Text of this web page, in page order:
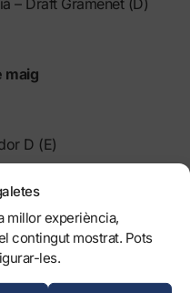
millor experiència,
contingut mostrat. Pots
les.
– Draft Gramenet (D)
maig
D (E)
C (F)
maig